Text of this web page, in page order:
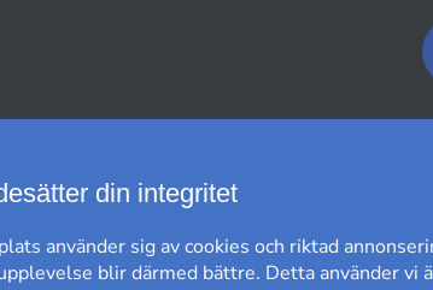
din integritet
använder sig av cookies och riktad
blir därmed bättre. Detta använder